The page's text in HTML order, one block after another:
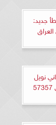
جديد:
نويل